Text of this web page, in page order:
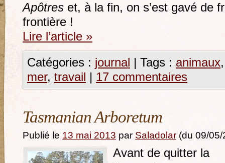
Apôtres et, à la fin, on s’est gavé de
frontière !
Lire l’article »
Catégories : journal | Tags : animaux
mer, travail | 17 commentaires
Tasmanian Arboretum
Publié le 13 mai 2013 par Saladolar (du 09/
Avant de quitter la